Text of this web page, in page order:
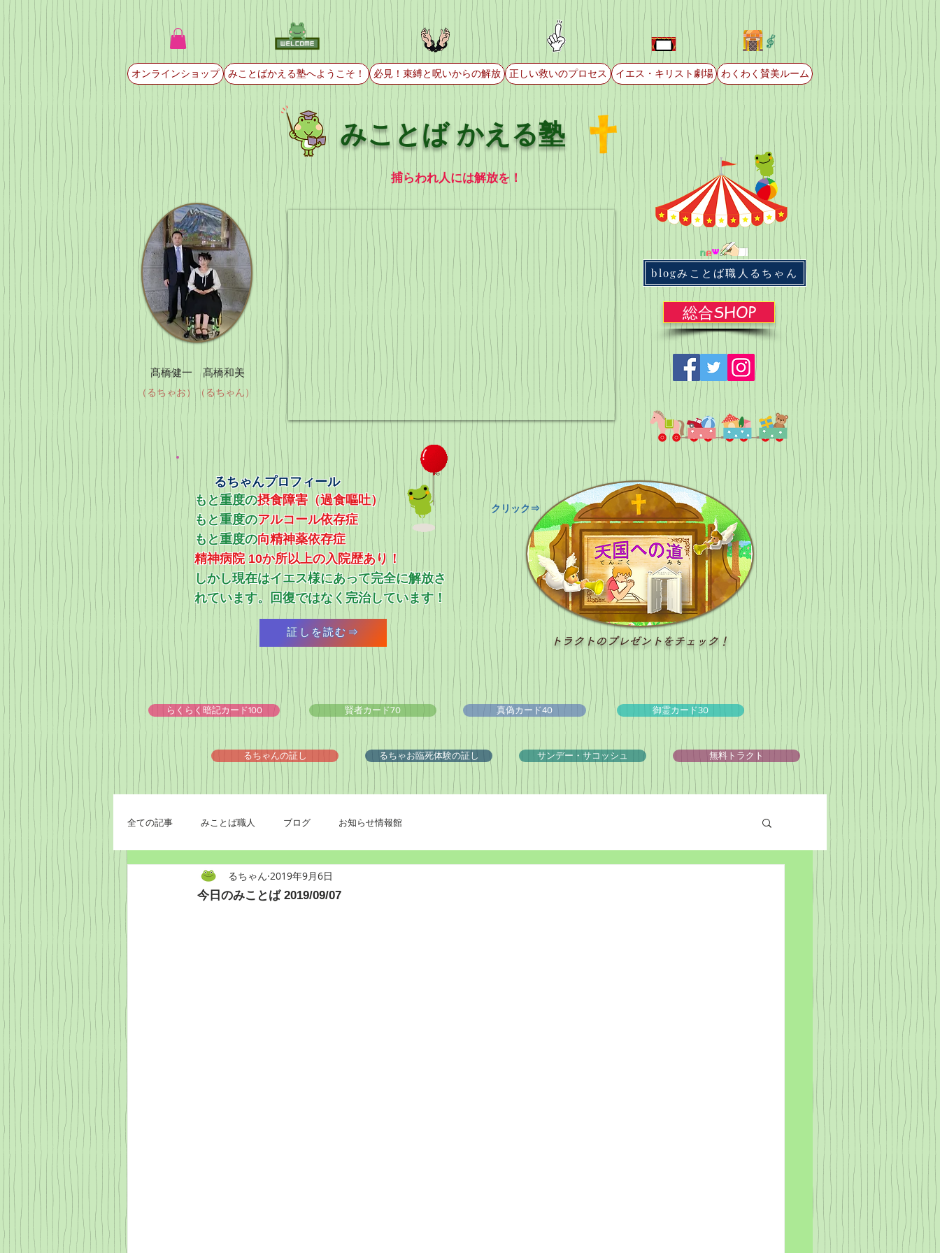
オンラインショップ みことばかえる塾へようこそ！ 必見！束縛と呪いからの解放 正しい救いのプロセス イエス・キリスト劇場 わくわく賛美ルーム
髙橋健一 髙橋和美
（るちゃお）（るちゃん）
みことば かえる塾
捕らわれ人には解放を！
blogみことば職人るちゃん
総合SHOP
るちゃんプロフィール
もと重度の摂食障害（過食嘔吐）
もと重度のアルコール依存症
​もと重度の向精神薬依存症
精神病院 10か所以上の入院歴あり！
​しかし現在はイエス様にあって完全に解放さ
れています。回復ではなく完治しています！
証しを読む⇒
​クリック⇒
トラクトのプレゼントをチェック！
らくらく暗記カード100 賢者カード70 真偽カード40 御霊カード30
るちゃんの証し るちゃお臨死体験の証し サンデー・サコッシュ 無料トラクト
全ての記事 みことば職人 ブログ お知らせ情報館
今日のみことば 2019/09/07
るちゃん 2019年9月6日